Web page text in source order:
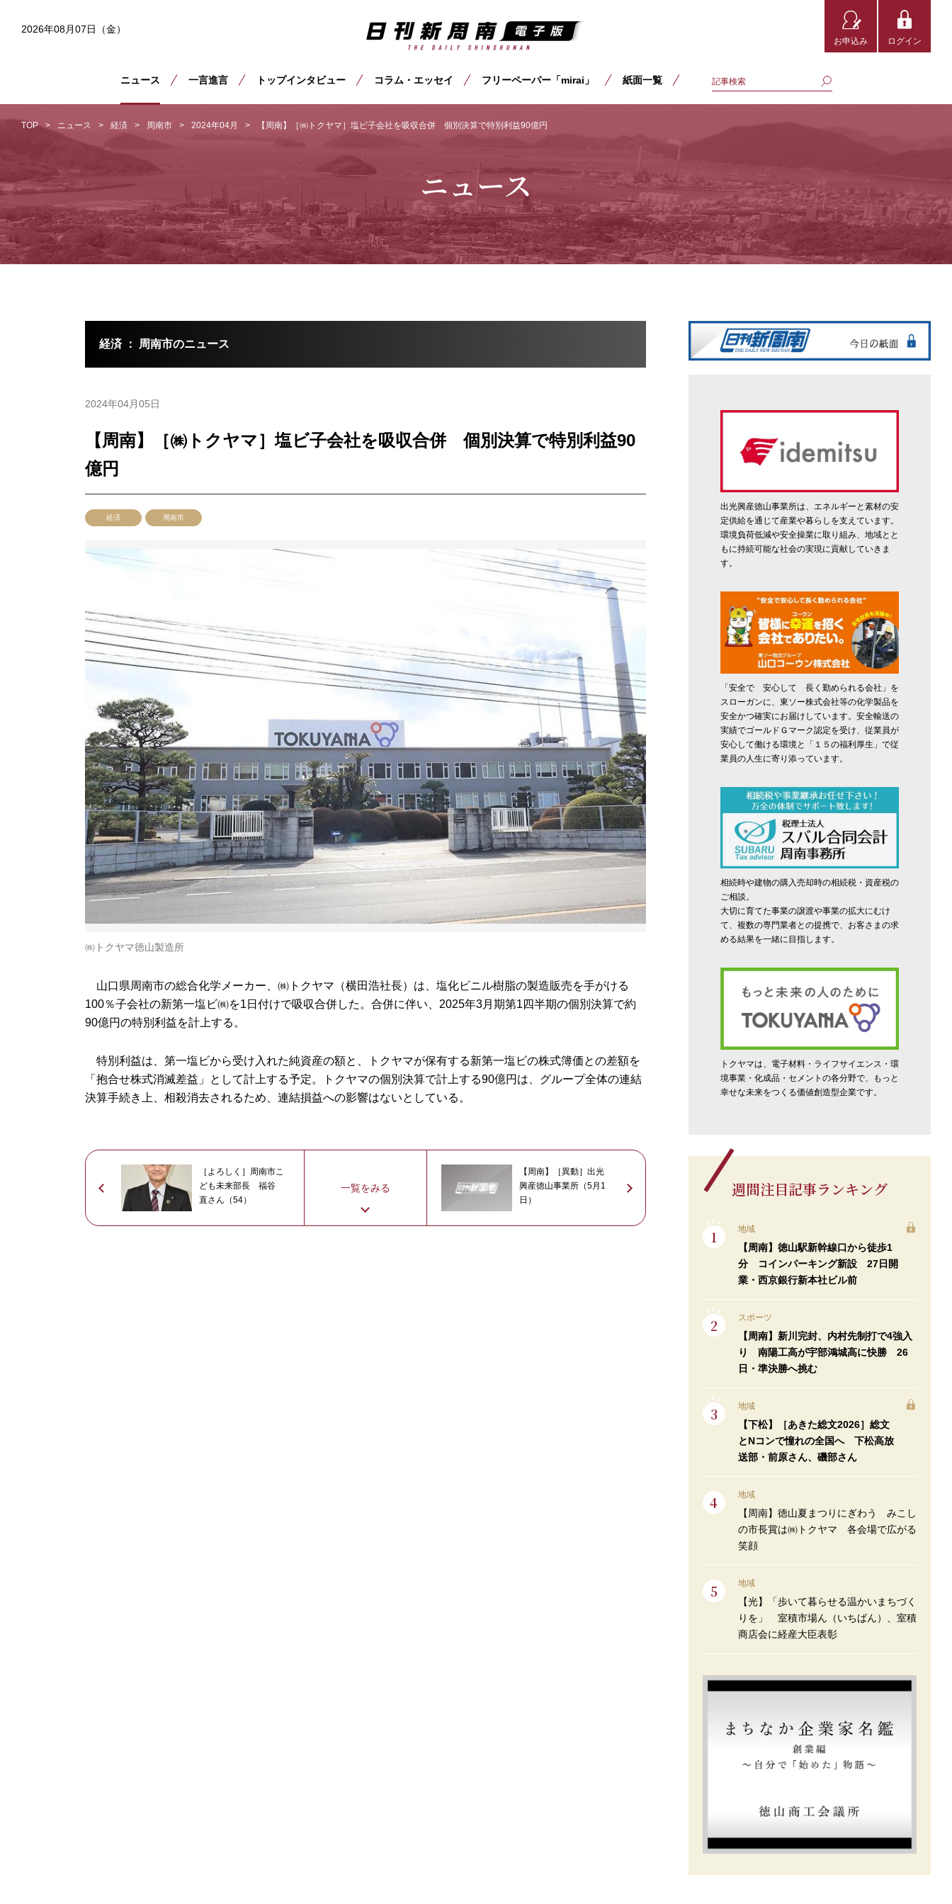
2026年08月07日（金）
お申込み ログイン
ニュース 一言進言 トップインタビュー コラム・エッセイ フリーペーパー「mirai」 紙面一覧
TOP ニュース 経済 周南市 2024年04月 【周南】［㈱トクヤマ］塩ビ子会社を吸収合併 個別決算で特別利益90億円
ニュース
経済 ： 周南市のニュース
2024年04月05日
【周南】［㈱トクヤマ］塩ビ子会社を吸収合併 個別決算で特別利益90
億円
経済 周南市
㈱トクヤマ徳山製造所
山口県周南市の総合化学メーカー、㈱トクヤマ（横田浩社長）は、塩化ビニル樹脂の製造販売を手がける
100％子会社の新第一塩ビ㈱を1日付けで吸収合併した。合併に伴い、2025年3月期第1四半期の個別決算で約
90億円の特別利益を計上する。
特別利益は、第一塩ビから受け入れた純資産の額と、トクヤマが保有する新第一塩ビの株式簿価との差額を
「抱合せ株式消滅差益」として計上する予定。トクヤマの個別決算で計上する90億円は、グループ全体の連結
決算手続き上、相殺消去されるため、連結損益への影響はないとしている。
［よろしく］周南市こ
ども未来部長 福谷
直さん（54）
一覧をみる
【周南】［異動］出光
興産徳山事業所（5月1
日）
出光興産徳山事業所は、エネルギーと素材の安
定供給を通じて産業や暮らしを支えています。
環境負荷低減や安全操業に取り組み、地域とと
もに持続可能な社会の実現に貢献していきま
す。
「安全で 安心して 長く勤められる会社」を
スローガンに、東ソー株式会社等の化学製品を
安全かつ確実にお届けしています。安全輸送の
実績でゴールドＧマーク認定を受け、従業員が
安心して働ける環境と「１５の福利厚生」で従
業員の人生に寄り添っています。
相続時や建物の購入売却時の相続税・資産税の
ご相談。
大切に育てた事業の譲渡や事業の拡大にむけ
て、複数の専門業者との提携で、お客さまの求
める結果を一緒に目指します。
トクヤマは、電子材料・ライフサイエンス・環
境事業・化成品・セメントの各分野で、もっと
幸せな未来をつくる価値創造型企業です。
週間注目記事ランキング
地域
【周南】徳山駅新幹線口から徒歩1
分 コインパーキング新設 27日開
業・西京銀行新本社ビル前
スポーツ
【周南】新川完封、内村先制打で4強入
り 南陽工高が宇部鴻城高に快勝 26
日・準決勝へ挑む
地域
【下松】［あきた総文2026］総文
とNコンで憧れの全国へ 下松高放
送部・前原さん、磯部さん
地域
【周南】徳山夏まつりにぎわう みこし
の市長賞は㈱トクヤマ 各会場で広がる
笑顔
地域
【光】「歩いて暮らせる温かいまちづく
りを」 室積市場ん（いちばん）、室積
商店会に経産大臣表彰